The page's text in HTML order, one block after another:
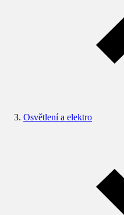
Osvětlení a elektro